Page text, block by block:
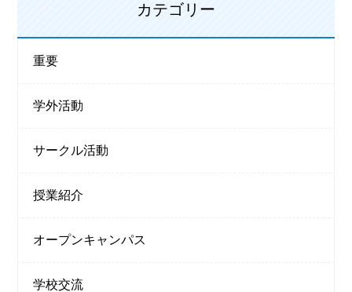
カテゴリー
重要
学外活動
サークル活動
授業紹介
オープンキャンパス
学校交流